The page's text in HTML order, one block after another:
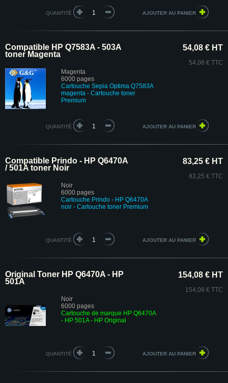
QUANTITÉ
Compatible HP Q7583A - 503A
toner Magenta
Magenta
6000 pages
Cartouche Sepia Optima Q7583A
magenta - Cartouche toner
Premium
54,08 € HT
54,08 € TTC
QUANTITÉ
Compatible Prindo - HP Q6470A
/ 501A toner Noir
Noir
6000 pages
Cartouche Prindo - HP Q6470A
noir - Cartouche toner Premium
83,25 € HT
83,25 € TTC
QUANTITÉ
Original Toner HP Q6470A - HP
501A
Noir
6000 pages
Cartouche de marque HP Q6470A
- HP 501A - HP Original
154,08 € HT
154,08 € TTC
QUANTITÉ